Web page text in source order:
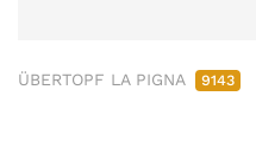
ÜBERTOPF LA PIGNA 9143